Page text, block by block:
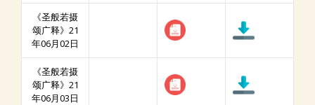
《圣般若摄
颂广释》21
年06月02日
《圣般若摄
颂广释》21
年06月03日